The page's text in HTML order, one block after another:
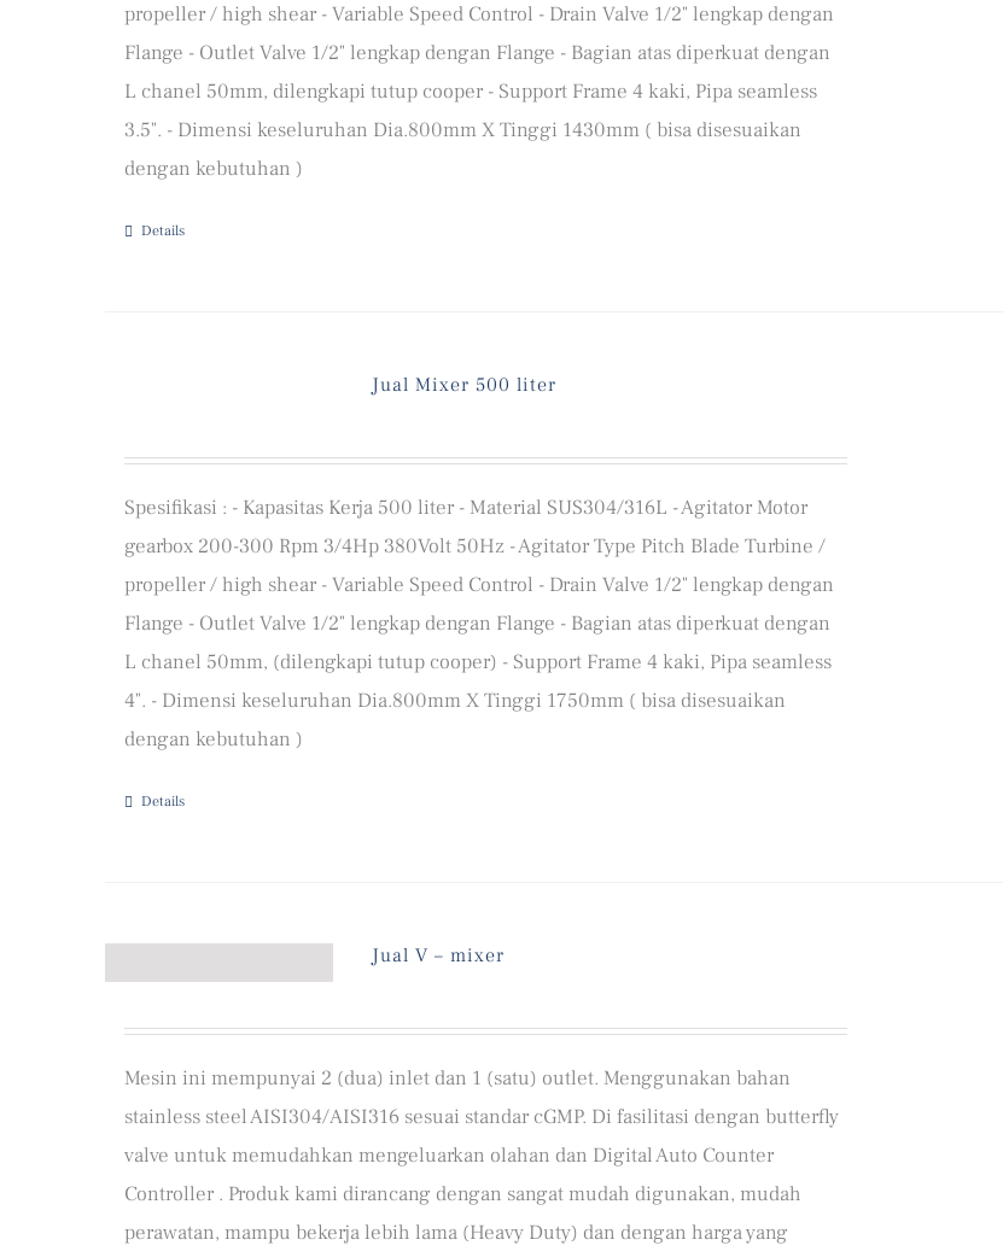
propeller / high shear - Variable Speed Control - Drain Valve 1/2" lengkap dengan
Flange - Outlet Valve 1/2" lengkap dengan Flange - Bagian atas diperkuat dengan
L chanel 50mm, dilengkapi tutup cooper - Support Frame 4 kaki, Pipa seamless
3.5". - Dimensi keseluruhan Dia.800mm X Tinggi 1430mm ( bisa disesuaikan
dengan kebutuhan )
Details
Jual Mixer 500 liter
Spesifikasi : - Kapasitas Kerja 500 liter - Material SUS304/316L - Agitator Motor
gearbox 200-300 Rpm 3/4Hp 380Volt 50Hz - Agitator Type Pitch Blade Turbine /
propeller / high shear - Variable Speed Control - Drain Valve 1/2" lengkap dengan
Flange - Outlet Valve 1/2" lengkap dengan Flange - Bagian atas diperkuat dengan
L chanel 50mm, (dilengkapi tutup cooper) - Support Frame 4 kaki, Pipa seamless
4". - Dimensi keseluruhan Dia.800mm X Tinggi 1750mm ( bisa disesuaikan
dengan kebutuhan )
Details
Jual V – mixer
Mesin ini mempunyai 2 (dua) inlet dan 1 (satu) outlet. Menggunakan bahan
stainless steel AISI304/AISI316 sesuai standar cGMP. Di fasilitasi dengan butterfly
valve untuk memudahkan mengeluarkan olahan dan Digital Auto Counter
Controller . Produk kami dirancang dengan sangat mudah digunakan, mudah
perawatan, mampu bekerja lebih lama (Heavy Duty) dan dengan harga yang